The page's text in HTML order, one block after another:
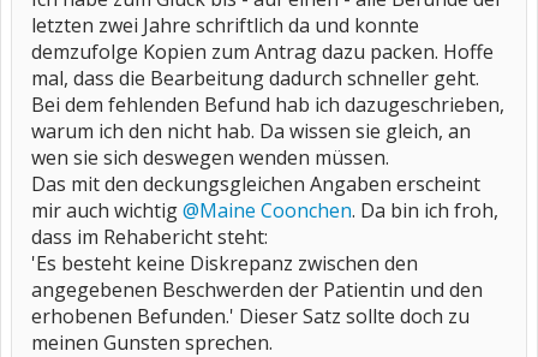
letzten zwei Jahre schriftlich da und konnte
demzufolge Kopien zum Antrag dazu packen. Hoffe
mal, dass die Bearbeitung dadurch schneller geht.
Bei dem fehlenden Befund hab ich dazugeschrieben,
warum ich den nicht hab. Da wissen sie gleich, an
wen sie sich deswegen wenden müssen.
Das mit den deckungsgleichen Angaben erscheint
mir auch wichtig@Maine Coonchen. Da bin ich froh,
dass im Rehabericht steht:
'Es besteht keine Diskrepanz zwischen den
angegebenen Beschwerden der Patientin und den
erhobenen Befunden.' Dieser Satz sollte doch zu
meinen Gunsten sprechen.